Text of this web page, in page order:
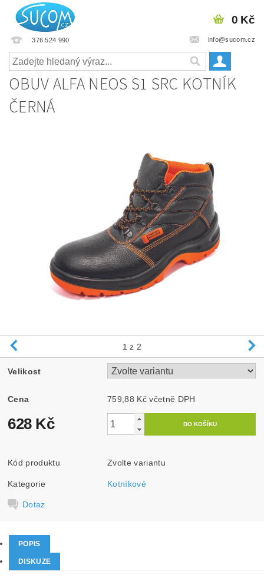
376 524 990 info@sucom.cz
0 Kč
OBUV ALFA NEOS S1 SRC KOTNÍK
ČERNÁ
1 z 2
Velikost
Cena 759,88 Kč včetně DPH
628 Kč
Kód produktu Zvolte variantu
Kategorie Kotníkové
Dotaz
POPIS
DISKUZE